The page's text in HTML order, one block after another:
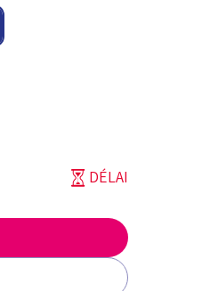
DÉLAI